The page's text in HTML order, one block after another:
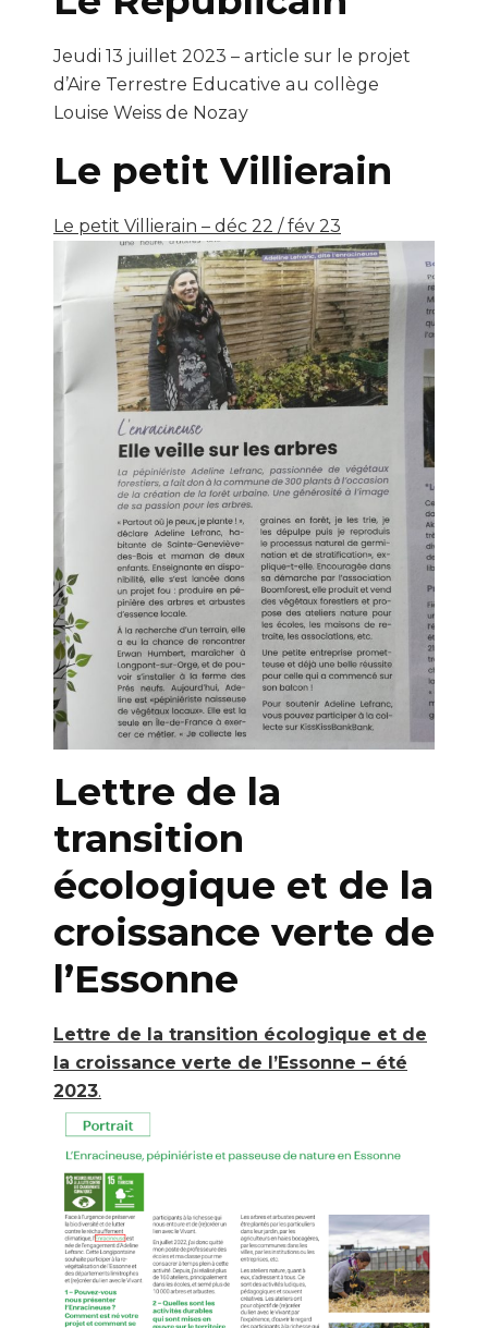
Jeudi 13 juillet 2023 – article sur le projet
d’Aire Terrestre Educative au collège
Louise Weiss de Nozay
Le petit Villierain
Le petit Villierain – déc 22 / fév 23
Lettre de la
transition
écologique et de la
croissance verte de
l’Essonne
Lettre de la transition écologique et de
la croissance verte de l’Essonne – été
2023.